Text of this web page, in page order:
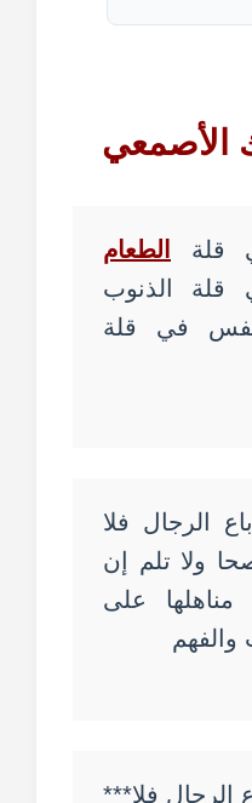
الأصمعي
قلة
الطعام
الذنوب
في قلة
الرجال فلا
ولا تلم إن
مناهلها على
والفهم
الرجال فلا***